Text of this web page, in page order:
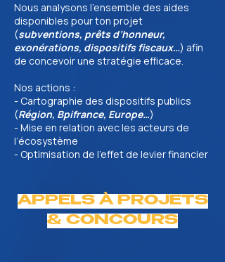
Nous analysons l’ensemble des aides
disponibles pour ton projet
(subventions, prêts d’honneur,
exonérations, dispositifs fiscaux…) afin
de concevoir une stratégie efficace.
Nos actions :
- Cartographie des dispositifs publics
(Région, Bpifrance, Europe…)
- Mise en relation avec les acteurs de
l’écosystème
- Optimisation de l’effet de levier financier
APPELS À PROJETS
& CONCOURS